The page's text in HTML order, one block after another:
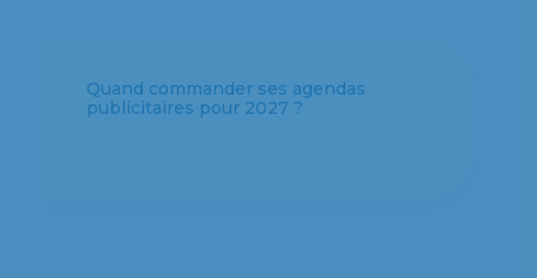
Quand commander ses agendas
publicitaires pour 2027 ?